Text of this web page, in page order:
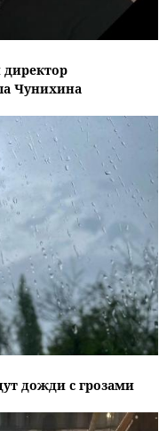
Чунихина
дожди с грозами